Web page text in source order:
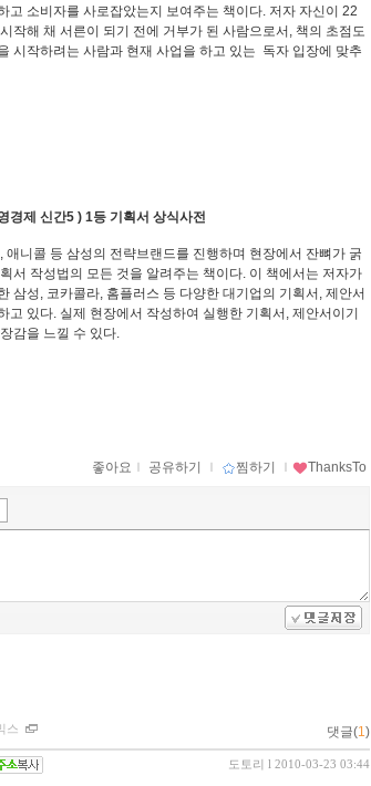
고 소비자를 사로잡았는지 보여주는 책이다. 저자 자신이 22
작해 채 서른이 되기 전에 거부가 된 사람으로서, 책의 초점도
시작하려는 사람과 현재 사업을 하고 있는 독자 입장에 맞추
경제 신간5 ) 1등 기획서 상식사전
애니콜 등 삼성의 전략브랜드를 진행하며 현장에서 잔뼈가 굵
서 작성법의 모든 것을 알려주는 책이다. 이 책에서는 저자가
삼성, 코카콜라, 홈플러스 등 다양한 대기업의 기획서, 제안서
고 있다. 실제 현장에서 작성하여 실행한 기획서, 제안서이기
감을 느낄 수 있다.
좋아요 ｌ 공유하기 ｌ 찜하기 ｌ ThanksTo
스 댓글(1)
도토리 l 2010-03-23 03:44